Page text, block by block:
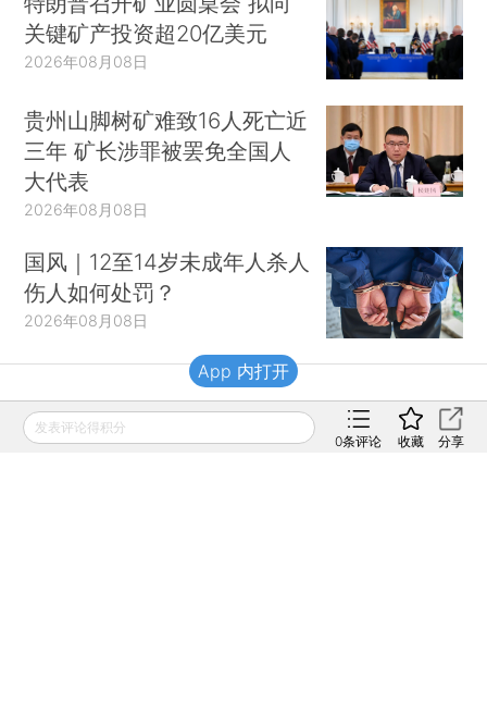
关键矿产投资超20亿美元
2026年08月08日
贵州山脚树矿难致16人死亡近
三年 矿长涉罪被罢免全国人
大代表
2026年08月08日
国风｜12至14岁未成年人杀人
伤人如何处罚？
2026年08月08日
财新移动
发表评论得积分
0条评论 收藏 分享
App 内打开